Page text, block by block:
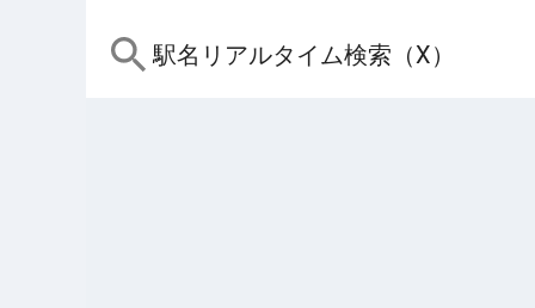
駅名リアルタイム検索（X）